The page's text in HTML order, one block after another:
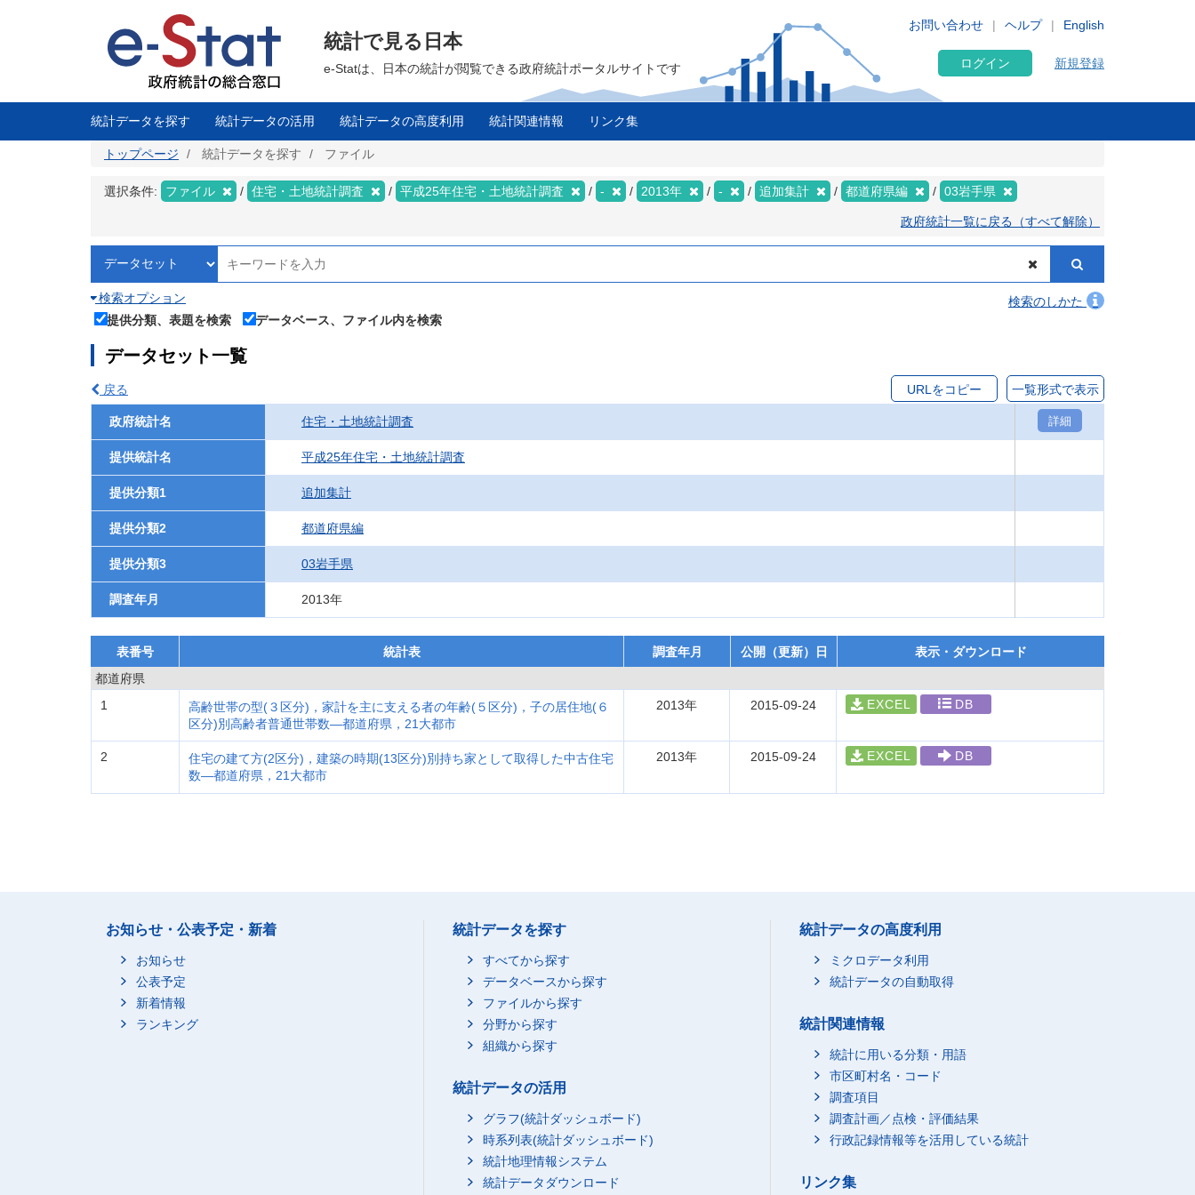
に
English
お問い合わせ ヘルプ
統計で見る日本
e-Statは、日本の統計が閲覧できる政府統計ポータルサイトです ログイン 新規登録
統計データを探す 統計データの活用 統計データの高度利用 統計関連情報 リンク集
トップページ 統計データを探す ファイル
選択条件: ファイル 住宅・土地統計調査 平成25年住宅・土地統計調査 - 2013年 - 追加集計 都道府県編 03岩手県
政府統計一覧に戻る（すべて解除）
検索オプション
検索のしかた
提供分類、表題を検索
データベース、ファイル内を検索
データセット一覧
戻る URLをコピー 一覧形式で表示
政府統計名 住宅・土地統計調査 詳細
提供統計名 平成25年住宅・土地統計調査
提供分類1 追加集計
提供分類2 都道府県編
提供分類3 03岩手県
調査年月 2013年
表番号 統計表 調査年月 公開（更新）日
表示・ダウンロード
都道府県
1
高齢世帯の型(３区分)，家計を主に支える者の年齢(５区分)，子の居住地(６
区分)別高齢者普通世帯数―都道府県，21大都市
2013年 2015-09-24 EXCEL DB
2
住宅の建て方(2区分)，建築の時期(13区分)別持ち家として取得した中古住宅
数―都道府県，21大都市
2013年 2015-09-24 EXCEL DB
お知らせ・公表予定・新着
お知らせ
公表予定
新着情報
ランキング
統計データを探す
すべてから探す
データベースから探す
ファイルから探す
分野から探す
組織から探す
統計データの活用
グラフ(統計ダッシュボード)
時系列表(統計ダッシュボード)
統計地理情報システム
統計データダウンロード
統計データの高度利用
ミクロデータ利用
統計データの自動取得
統計関連情報
統計に用いる分類・用語
市区町村名・コード
調査項目
調査計画／点検・評価結果
行政記録情報等を活用している統計
リンク集